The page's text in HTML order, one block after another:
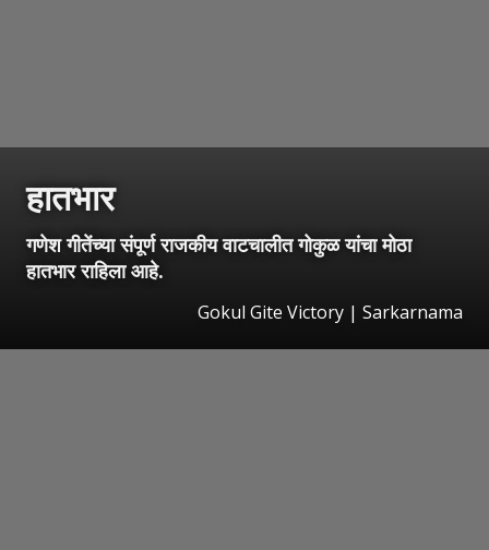
हातभार
गणेश गीतेंच्या संपूर्ण राजकीय वाटचालीत गोकुळ यांचा मोठा
हातभार राहिला आहे.
Gokul Gite Victory | Sarkarnama